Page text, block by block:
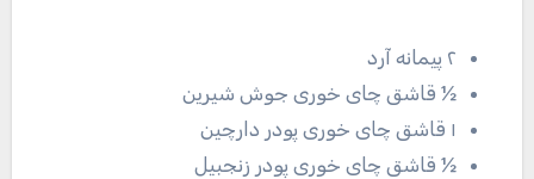
۲ پیمانه آرد
½ قاشق چای خوری جوش شیرین
۱ قاشق چای خوری پودر دارچین
½ قاشق چای خوری پودر زنجبیل